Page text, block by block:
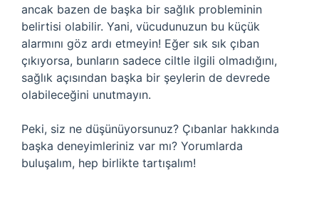
ancak bazen de başka bir sağlık probleminin
belirtisi olabilir. Yani, vücudunuzun bu küçük
alarmını göz ardı etmeyin! Eğer sık sık çıban
çıkıyorsa, bunların sadece ciltle ilgili olmadığını,
sağlık açısından başka bir şeylerin de devrede
olabileceğini unutmayın.
Peki, siz ne düşünüyorsunuz? Çıbanlar hakkında
başka deneyimleriniz var mı? Yorumlarda
buluşalım, hep birlikte tartışalım!